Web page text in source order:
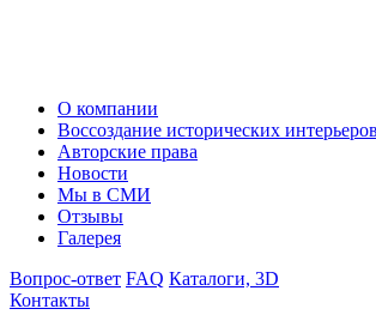
О компании
Воссоздание исторических интерьеров
Авторские права
Новости
Мы в СМИ
Отзывы
Галерея
Вопрос-ответ FAQ Каталоги, 3D
Контакты